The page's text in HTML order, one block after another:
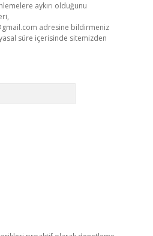
aykırı olduğunu
adresine bildirmeniz
süre içerisinde sitemizden